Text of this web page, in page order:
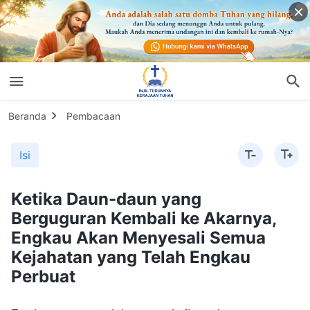
Beranda Pembacaan
Isi
Ketika Daun-daun yang
Berguguran Kembali ke Akarnya,
Engkau Akan Menyesali Semua
Kejahatan yang Telah Engkau
Perbuat